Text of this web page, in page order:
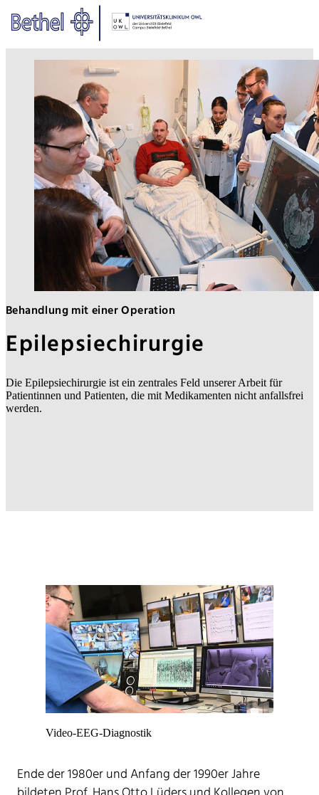
Zum Hauptinhalt springen
Zur Fußzeile springen
Bethel - Epilepsiechirurgie
Behandlung mit einer Operation
Epilepsiechirurgie
Die Epilepsiechirurgie ist ein zentrales Feld unserer Arbeit für
Patientinnen und Patienten, die mit Medikamenten nicht anfallsfrei
werden.
Video-EEG-Diagnostik
Ende der 1980er und Anfang der 1990er Jahre